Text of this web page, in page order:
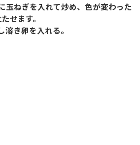
ねぎを入れて炒め、色が変わった
せます。
き卵を入れる。